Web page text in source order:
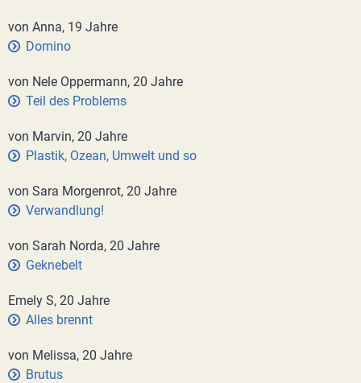
von Anna, 19 Jahre
Domino
von Nele Oppermann, 20 Jahre
Teil des Problems
von Marvin, 20 Jahre
Plastik, Ozean, Umwelt und so
von Sara Morgenrot, 20 Jahre
Verwandlung!
von Sarah Norda, 20 Jahre
Geknebelt
Emely S, 20 Jahre
Alles brennt
von Melissa, 20 Jahre
Brutus